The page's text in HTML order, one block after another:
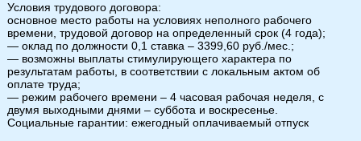
Условия трудового договора:
основное место работы на условиях неполного рабочего
времени, трудовой договор на определенный срок (4 года);
— оклад по должности 0,1 ставка – 3399,60 руб./мес.;
— возможны выплаты стимулирующего характера по
результатам работы, в соответствии с локальным актом об
оплате труда;
— режим рабочего времени – 4 часовая рабочая неделя, с
двумя выходными днями – суббота и воскресенье.
Социальные гарантии: ежегодный оплачиваемый отпуск